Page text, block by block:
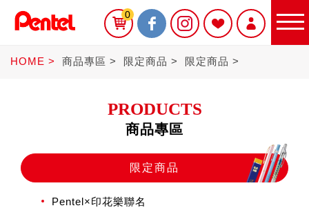
限定商品
0
HOME 商品專區 限定商品 限定商品
PRODUCTS
商品專區
限定商品
Pentel×印花樂聯名